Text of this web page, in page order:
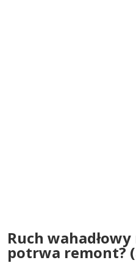
Ruch
potrwa remont?